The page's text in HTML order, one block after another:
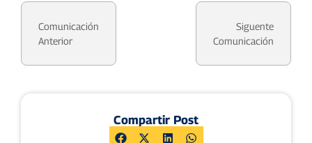
Comunicación
Anterior
Siguente
Comunicación
Compartir Post